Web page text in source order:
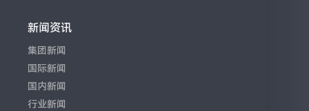
新闻资讯
集团新闻
国际新闻
国内新闻
行业新闻